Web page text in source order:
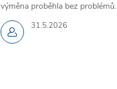
31.5.2026
výměna proběhla bez problémů.